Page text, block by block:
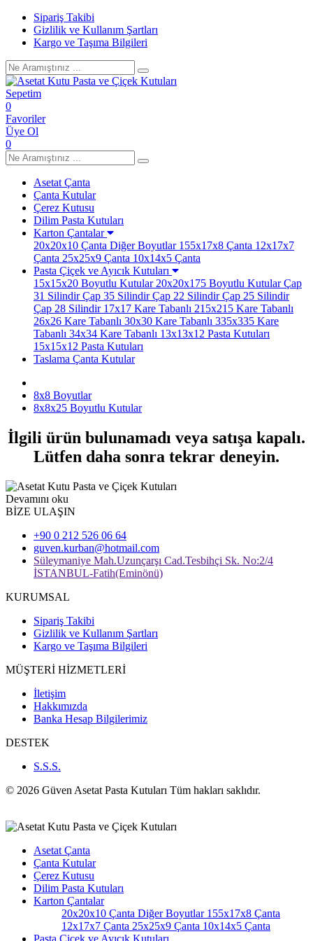
Sipariş Takibi
Gizlilik ve Kullanım Şartları
Kargo ve Taşıma Bilgileri
Sepetim
0
Favoriler
Üye Ol
0
Asetat Çanta
Çanta Kutular
Çerez Kutusu
Dilim Pasta Kutuları
Karton Çantalar
20x20x10 Çanta Diğer Boyutlar155x17x8 Çanta 12x17x7
Çanta 25x25x9 Çanta 10x14x5 Çanta
Pasta Çiçek ve Ayıcık Kutuları
15x15x20 Boyutlu Kutular20x20x175 Boyutlu KutularÇap
31 SilindirÇap 35 SilindirÇap 22 SilindirÇap 25 Silindir
Çap 28 Silindir17x17 Kare Tabanlı 215x215 Kare Tabanlı
26x26 Kare Tabanlı 30x30 Kare Tabanlı 335x335 Kare
Tabanlı 34x34 Kare Tabanlı 13x13x12 Pasta Kutuları
15x15x12 Pasta Kutuları
Taslama Çanta Kutular
8x8 Boyutlar
8x8x25 Boyutlu Kutular
İlgili ürün bulunamadı veya satışa kapalı.
Lütfen daha sonra tekrar deneyin.
Devamını oku
BİZE ULAŞIN
+90 0 212 526 06 64
guven.kurban@hotmail.com
Süleymaniye Mah.Uzunçarşı Cad.Tesbihçi Sk. No:2/4
İSTANBUL-Fatih(Eminönü)
KURUMSAL
Sipariş Takibi
Gizlilik ve Kullanım Şartları
Kargo ve Taşıma Bilgileri
MÜŞTERİ HİZMETLERİ
İletişim
Hakkımızda
Banka Hesap Bilgilerimiz
DESTEK
S.S.S.
© 2026 Güven Asetat Pasta Kutuları Tüm hakları saklıdır.
Asetat Çanta
Çanta Kutular
Çerez Kutusu
Dilim Pasta Kutuları
Karton Çantalar
20x20x10 Çanta Diğer Boyutlar155x17x8 Çanta
12x17x7 Çanta 25x25x9 Çanta 10x14x5 Çanta
Pasta Çiçek ve Ayıcık Kutuları